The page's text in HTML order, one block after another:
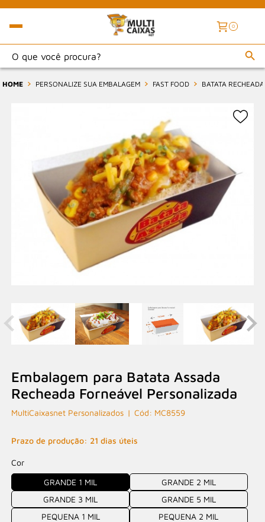
0
HOME PERSONALIZE SUA EMBALAGEM FAST FOOD BATATA RECHEADA
Embalagem para Batata Assada
Recheada Forneável Personalizada
MultiCaixasnet Personalizados MC8559
Prazo de produção: 21 dias úteis
Cor
GRANDE 1 MIL
GRANDE 2 MIL
GRANDE 3 MIL
GRANDE 5 MIL
PEQUENA 1 MIL
PEQUENA 2 MIL